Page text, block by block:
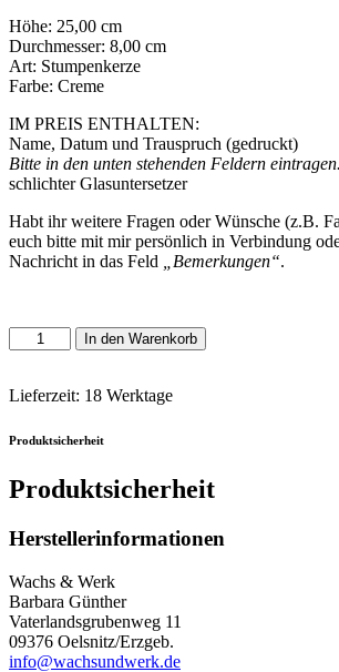
Höhe: 25,00 cm
Durchmesser: 8,00 cm
Art: Stumpenkerze
Farbe: Creme
IM PREIS ENTHALTEN:
Name, Datum und Trauspruch (gedruckt)
Bitte in den unten stehenden Feldern eintragen.
schlichter Glasuntersetzer
Habt ihr weitere Fragen oder Wünsche (z.B.
euch bitte mit mir persönlich in Verbindung
Nachricht in das Feld „Bemerkungen“.
Hochzeitskerze
mit
Menge
In den Warenkorb
Lieferzeit: 18 Werktage
Produktsicherheit
Produktsicherheit
Herstellerinformationen
Wachs & Werk
Barbara Günther
Vaterlandsgrubenweg 11
09376 Oelsnitz/Erzgeb.
info@wachsundwerk.de